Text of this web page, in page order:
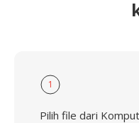
1
Pilih file dari